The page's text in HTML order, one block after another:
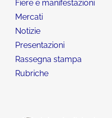
Fiere e manifestazioni
Mercati
Notizie
Presentazioni
Rassegna stampa
Rubriche